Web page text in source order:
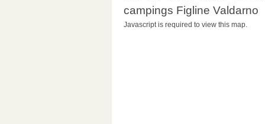
campings Figline Valdarno
Javascript is required to view this map.